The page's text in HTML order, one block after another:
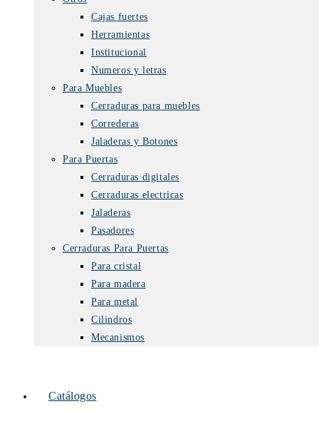
Cajas fuertes
Herramientas
Institucional
Numeros y letras
Para Muebles
Cerraduras para muebles
Correderas
Jaladeras y Botones
Para Puertas
Cerraduras digitales
Cerraduras electricas
Jaladeras
Pasadores
Cerraduras Para Puertas
Para cristal
Para madera
Para metal
Cilindros
Mecanismos
Catálogos